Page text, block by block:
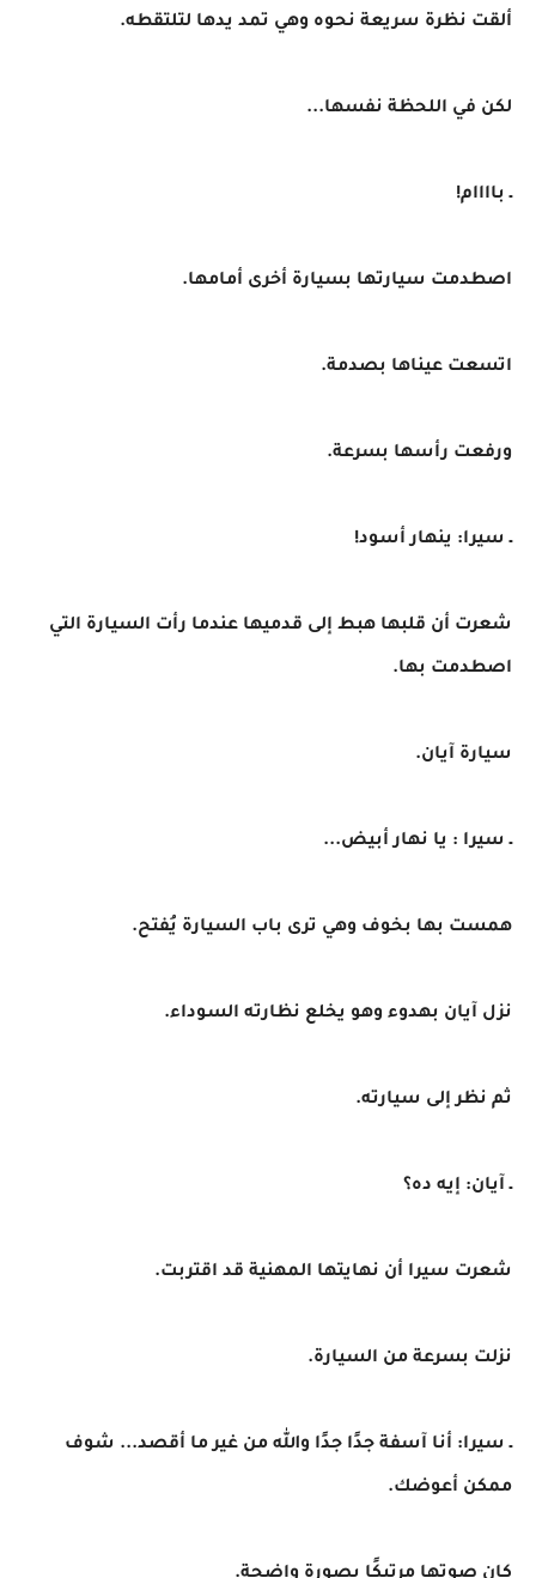
ألقت نظرة سريعة نحوه وهي تمد يدها لتلتقطه.
لكن في اللحظة نفسها...
ـ باااام!
اصطدمت سيارتها بسيارة أخرى أمامها.
اتسعت عيناها بصدمة.
ورفعت رأسها بسرعة.
ـ سيرا: ينهار أسود!
شعرت أن قلبها هبط إلى قدميها عندما رأت السيارة التي
اصطدمت بها.
سيارة آيان.
ـ سيرا : يا نهار أبيض...
همست بها بخوف وهي ترى باب السيارة يُفتح.
نزل آيان بهدوء وهو يخلع نظارته السوداء.
ثم نظر إلى سيارته.
ـ آيان: إيه ده؟
شعرت سيرا أن نهايتها المهنية قد اقتربت.
نزلت بسرعة من السيارة.
ـ سيرا: أنا آسفة جدًا جدًا والله من غير ما أقصد... شوف
ممكن أعوضك.